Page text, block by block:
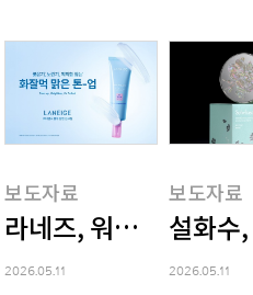
보도자료
라네즈, 워터뱅크 블루
2026.05.11
보도자료
설화수
2026.05.11